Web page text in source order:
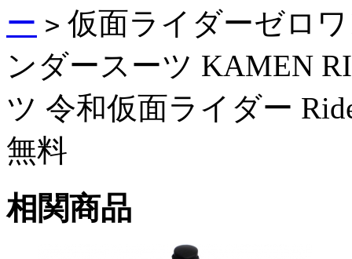
ー > 仮面ライダーゼロ
ンダースーツ KAMEN
ツ 令和仮面ライダー
無料
相関商品